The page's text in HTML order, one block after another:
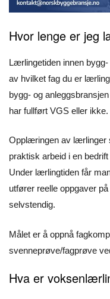
Hvor lenge er jeg
Lærlingetiden innen
av hvilket fag du er
bygg- og
har fullført VGS eller ikke.
Opplæringen av lærlinger
praktisk arbeid i en
Under lærlingtiden får
utfører reelle oppgaver
selvstendig.
Målet er å oppnå
svenneprøve/fagprøve
Hva er